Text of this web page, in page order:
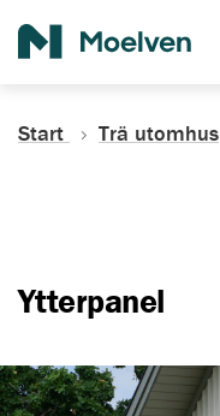
Start Trä utomhus
Ytterpanel